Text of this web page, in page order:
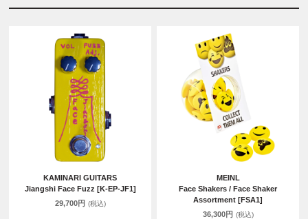
KAMINARI GUITARS
Jiangshi Face Fuzz [K-EP-JF1]
29,700円 (税込)
MEINL
Face Shakers / Face Shaker
Assortment [FSA1]
36,300円 (税込)